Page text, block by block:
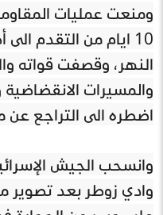
ومنعت عمليات
10 ايام من التقدم
النهر، وقصفت قواته
والمسيرات الانقضاضية
اضطره الى التراجع عن
وانسحب الجيش
وادي زوطر بعد